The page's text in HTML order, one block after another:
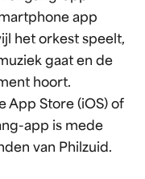
app
het orkest speelt,
gaat en de
hoort.
App Store (iOS) of
app is mede
van Philzuid.